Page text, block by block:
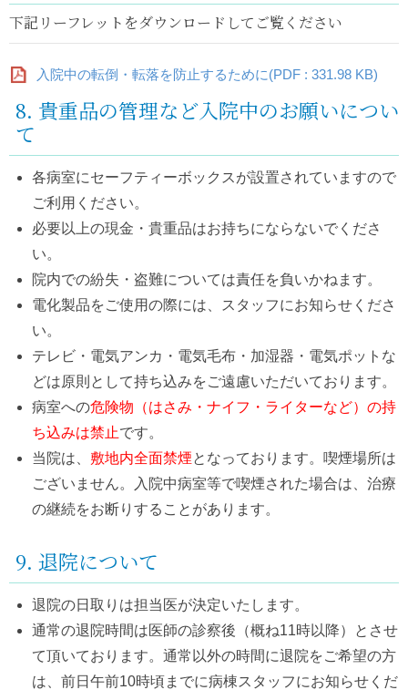
下記リーフレットをダウンロードしてご覧ください
入院中の転倒・転落を防止するために(PDF : 331.98 KB)
8. 貴重品の管理など入院中のお願いについ
て
各病室にセーフティーボックスが設置されていますので
ご利用ください。
必要以上の現金・貴重品はお持ちにならないでくださ
い。
院内での紛失・盗難については責任を負いかねます。
電化製品をご使用の際には、スタッフにお知らせくださ
い。
テレビ・電気アンカ・電気毛布・加湿器・電気ポットな
どは原則として持ち込みをご遠慮いただいております。
病室への危険物（はさみ・ナイフ・ライターなど）の持
ち込みは禁止です。
当院は、 敷地内全面禁煙となっております。喫煙場所は
ございません。入院中病室等で喫煙された場合は、治療
の継続をお断りすることがあります。
9. 退院について
退院の日取りは担当医が決定いたします。
通常の退院時間は医師の診察後（概ね11時以降）とさせ
て頂いております。通常以外の時間に退院をご希望の方
は、前日午前10時頃までに病棟スタッフにお知らせくだ